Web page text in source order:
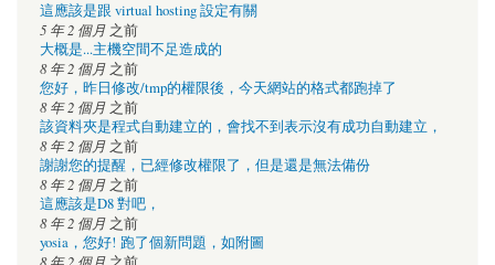
這應該是跟 virtual hosting 設定有關
5 年 2 個月 之前
大概是...主機空間不足造成的
8 年 2 個月 之前
您好，昨日修改/tmp的權限後，今天網站的格式都跑掉了
8 年 2 個月 之前
該資料夾是程式自動建立的，會找不到表示沒有成功自動建立，
8 年 2 個月 之前
謝謝您的提醒，已經修改權限了，但是還是無法備份
8 年 2 個月 之前
這應該是D8 對吧，
8 年 2 個月 之前
yosia，您好! 跑了個新問題，如附圖